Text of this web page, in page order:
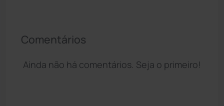
Comentários
Ainda não há comentários. Seja o primeiro!